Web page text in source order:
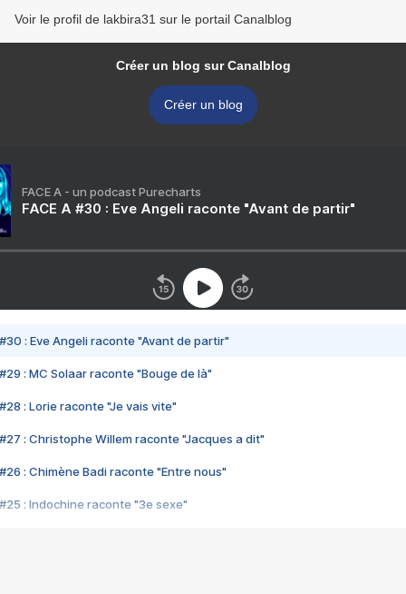
Voir le profil de lakbira31 sur le portail Canalblog
Créer un blog sur Canalblog
Créer un blog
FACE A - un podcast Purecharts
FACE A #30 : Eve Angeli raconte "Avant de partir"
#30 : Eve Angeli raconte "Avant de partir"
#29 : MC Solaar raconte "Bouge de là"
#28 : Lorie raconte "Je vais vite"
#27 : Christophe Willem raconte "Jacques a dit"
#26 : Chimène Badi raconte "Entre nous"
#25 : Indochine raconte "3e sexe"